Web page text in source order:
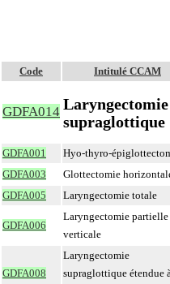
Code Intitulé CCAM
GDFA014 Laryngectomie
supraglottique
GDFA001 Hyo-thyro-
GDFA003 Glottectomie
GDFA005 Laryngectomie totale
GDFA006
Laryngectomie partielle
verticale
GDFA008
Laryngectomie
supraglottique étendue